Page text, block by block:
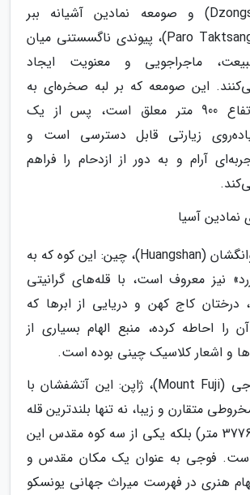
(Dzongs) و صومعه نمادین آشیانه ببر
(Paro Taktsang)، پیوندی ناگسستنی میان
ماجراجویی و معنویت ایجاد
این صومعه که بر لبه صخره‌ای به
ارتفاع 900 متر معلق است، پس از یک
زیارتی قابل دسترسی است و
آرام و به دور از ازدحام را فراهم
نمادین آسیا
کوه هوانگشان (Huangshan)، چین: این کوه که به
نیز معروف است، با قله‌های گرانیتی
درختان کاج کهن و دریایی از ابرها که
را احاطه کرده، منبع الهام بسیاری از
و اشعار کلاسیک چینی بوده است.
کوه فوجی (Mount Fuji)، ژاپن: این آتشفشان با
متقارن و زیبا، نه تنها بلندترین قله
ژاپن (3776 متر) بلکه یکی از سه کوه مقدس این
فوجی به عنوان یک مکان مقدس و
هنری در فهرست میراث جهانی یونسکو